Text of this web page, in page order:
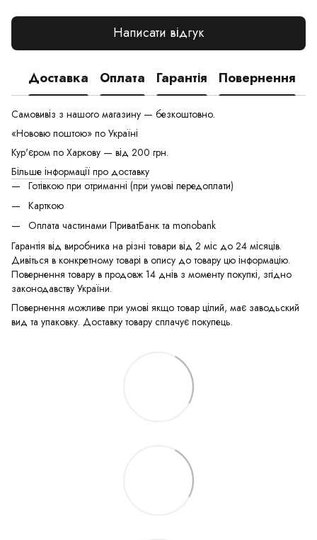
Написати відгук
Доставка Оплата Гарантія Повернення
Самовивіз з нашого магазину — безкоштовно.
«Нововю поштою» по Україні
Кур'єром по Харкову — від 200 грн.
Більше інформації про доставку
Готівкою при отриманні (при умові передоплати)
Карткою
Оплата частинами ПриватБанк та monobank
Гарантія від виробника на різні товари від 2 міс до 24 місяців.
Дивіться в конкретному товарі в опису до товару цю інформацію.
Повернення товару в продовж 14 днів з моменту покупкі, згідно
законодавству України.
Повернення можливе при умові якщо товар цілий, має заводьский
вид та упаковку. Доставку товару сплачує покупець.